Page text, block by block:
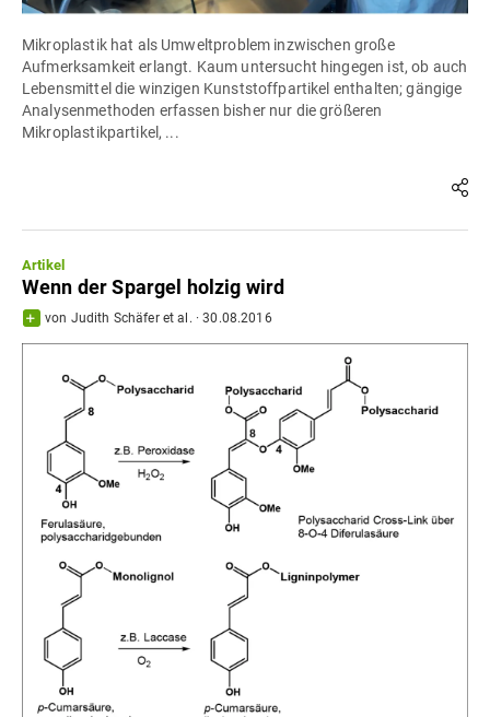
Mikroplastik hat als Umweltproblem inzwischen große
Aufmerksamkeit erlangt. Kaum untersucht hingegen ist, ob auch
Lebensmittel die winzigen Kunststoffpartikel enthalten; gängige
Analysenmethoden erfassen bisher nur die größeren
Mikroplastikpartikel, ...
Artikel
Wenn der Spargel holzig wird
von Judith Schäferet al. ·30.08.2016